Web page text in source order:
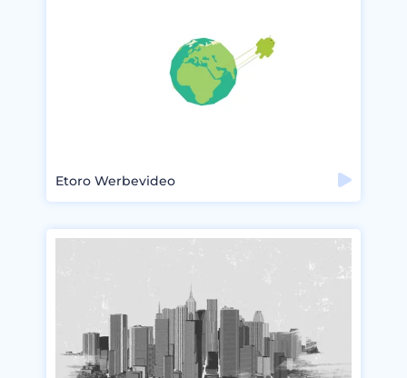
Etoro Werbevideo